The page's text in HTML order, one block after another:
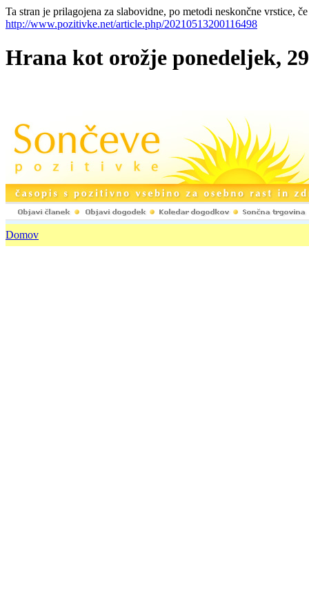
Ta stran je prilagojena za slabovidne, po metodi neskončne vrstice,
http://www.pozitivke.net/article.php/20210513200116498
Hrana kot orožje ponedeljek,
Domov